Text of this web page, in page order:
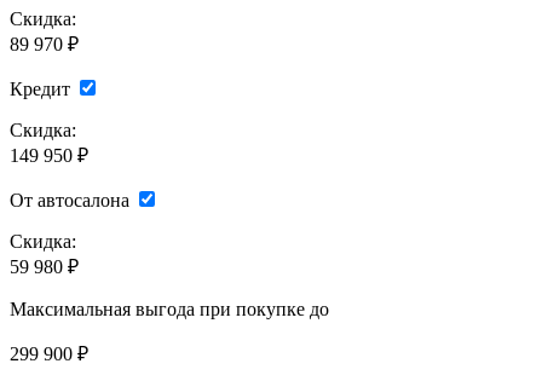
Скидка:
89 970 ₽
Кредит
Скидка:
149 950 ₽
От автосалона
Скидка:
59 980 ₽
Максимальная выгода при покупке до
299 900 ₽